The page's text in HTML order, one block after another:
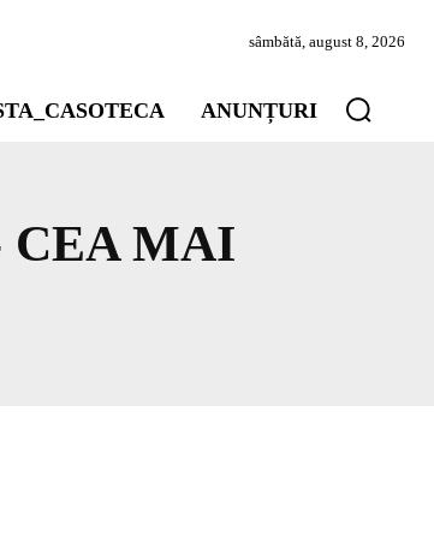
sâmbătă, august 8, 2026
ANUNȚURI
CEA MAI